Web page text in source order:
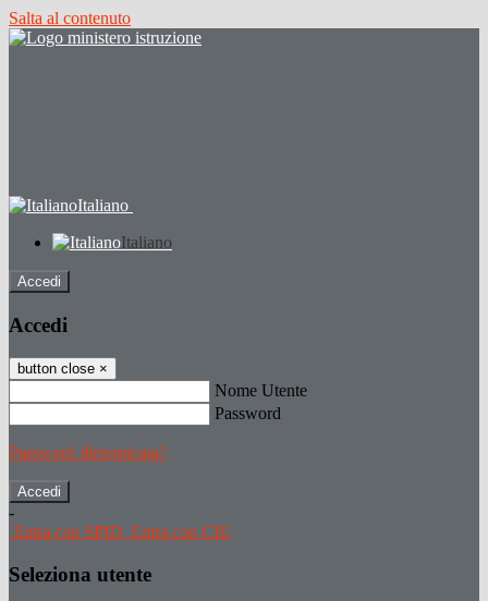
Salta al contenuto
Italiano
Italiano
Accedi
Accedi
button close ×
Nome Utente
Password
Password dimenticata?
-
Entra con SPID Entra con CIE
Seleziona utente